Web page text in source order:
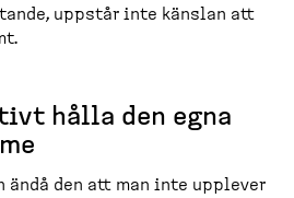
uppstår inte känslan att
hålla den egna
den att man inte upplever